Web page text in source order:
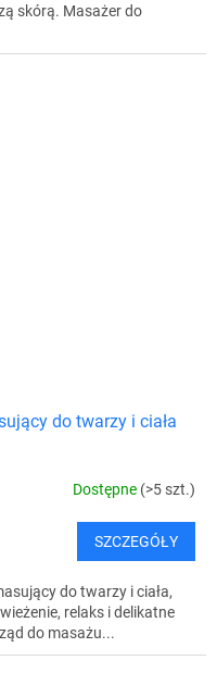
skórą. Masażer do
do twarzy i ciała
Dostępne (>5 szt.)
SZCZEGÓŁY
do twarzy i ciała,
relaks i delikatne
do masażu...